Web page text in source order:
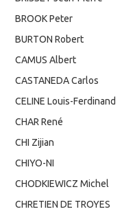
BROOK Peter
BURTON Robert
CAMUS Albert
CASTANEDA Carlos
CELINE Louis-Ferdinand
CHAR René
CHI Zijian
CHIYO-NI
CHODKIEWICZ Michel
CHRETIEN DE TROYES